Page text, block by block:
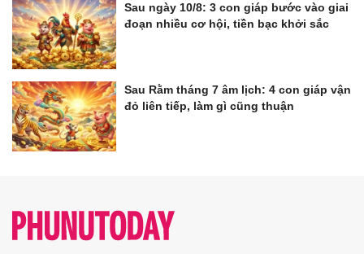
Sau ngày 10/8: 3 con giáp bước vào giai
đoạn nhiều cơ hội, tiền bạc khởi sắc
Sau Rằm tháng 7 âm lịch: 4 con giáp vận
đỏ liên tiếp, làm gì cũng thuận